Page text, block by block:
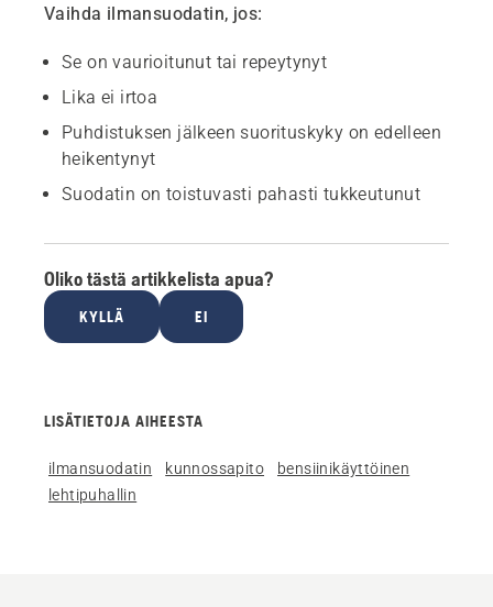
Vaihda ilmansuodatin, jos:
Se on vaurioitunut tai repeytynyt
Lika ei irtoa
Puhdistuksen jälkeen suorituskyky on edelleen
heikentynyt
Suodatin on toistuvasti pahasti tukkeutunut
Oliko tästä artikkelista apua?
KYLLÄ EI
LISÄTIETOJA AIHEESTA
ilmansuodatin kunnossapito
bensiinikäyttöinen
lehtipuhallin